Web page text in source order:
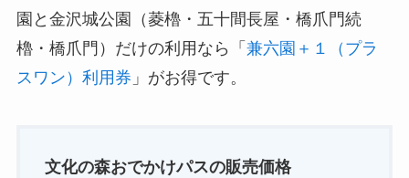
園と金沢城公園（菱櫓・五十間長屋・橋爪門続
櫓・橋爪門）だけの利用なら「 兼六園＋１（プラ
スワン）利用券 」がお得です。
文化の森おでかけパスの販売価格